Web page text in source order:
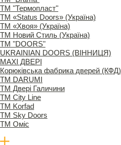
ТМ "Термопласт"
ТМ «Status Doors» (Україна)
ТМ «Хвоя» (Україна)
ТМ Новий Стиль (Україна)
ТМ "DOORS"
UKRAINIAN DOORS (ВІННИЦЯ)
MAXI ДВЕРІ
Корюківська фабрика дверей (КФД)
ТМ DARUMI
ТМ Двері Галичини
ТМ City Line
ТМ Korfad
ТМ Sky Doors
ТМ Оміс